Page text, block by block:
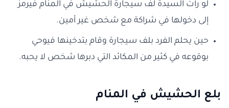
لو رأت السيدة لف سيجارة الحشيش في المنام فيرمز
إلى دخولها في شراكة مع شخص غير أمين.
حين يحلم الفرد بلف سيجارة وقام بتدخينها فيوحي
بوقوعه في كثير من المكائد التي دبرها شخص لا يحبه.
بلع الحشيش في المنام